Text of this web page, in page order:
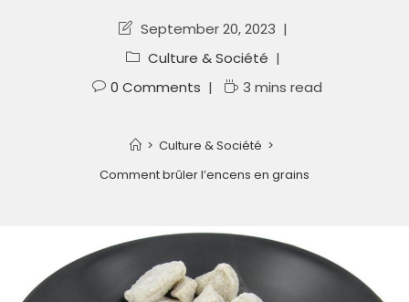
September 20, 2023
Culture & Société
0 Comments
3 mins read
> Culture & Société >
Comment brûler l’encens en grains